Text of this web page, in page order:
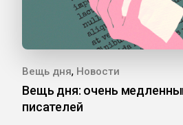
Вещь дня, Новости
Вещь дня: очень
писателей